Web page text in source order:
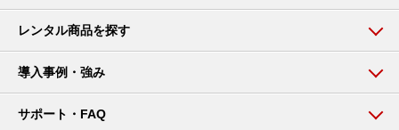
レンタル商品を探す
導入事例・強み
サポート・FAQ